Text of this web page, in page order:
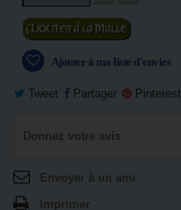
Ajouter au panier
Ajouter à ma liste d'envies
Tweet Partager Pinterest
Donnez votre avis
Envoyer à un ami
Imprimer